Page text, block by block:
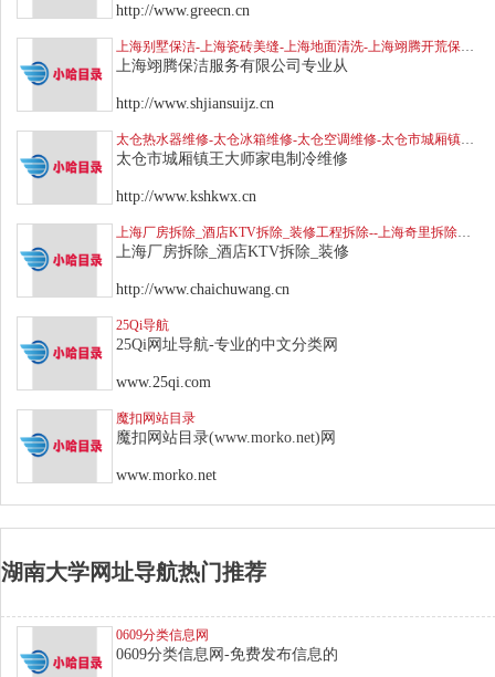
http://www.greecn.cn
上海翊腾保洁服务有限公司专业从
http://www.shjiansuijz.cn
太仓市城厢镇王大师家电制冷维修
http://www.kshkwx.cn
上海厂房拆除_酒店KTV拆除_装修
http://www.chaichuwang.cn
25Qi导航
25Qi网址导航-专业的中文分类网
www.25qi.com
魔扣网站目录
魔扣网站目录(www.morko.net)网
www.morko.net
湖南大学网址导航热门推荐
0609分类信息网
0609分类信息网-免费发布信息的